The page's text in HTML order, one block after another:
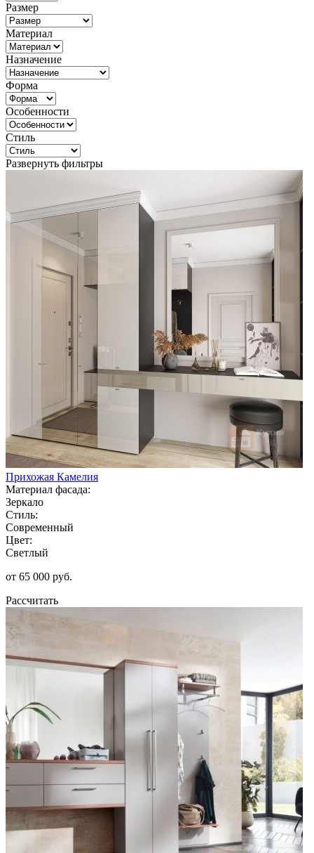
Размер
Материал
Назначение
Форма
Особенности
Стиль
Развернуть фильтры
Прихожая Камелия
Материал фасада:
Зеркало
Стиль:
Современный
Цвет:
Светлый
от 65 000 руб.
Рассчитать